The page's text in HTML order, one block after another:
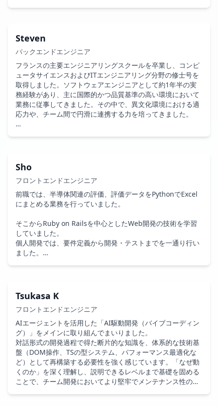
にしています。
業務では期日遵守を最優先し、1日3回の進捗共有を徹底する
ことで問題の早期発見に努めるとともに、課題発生時には状
況を整理して迅速に共有し、
周囲の負担を最小限に抑えながら解決に貢献するよう心がけ
ております。
Steven
バックエンドエンジニア
フランスの主要エンジニアリングスクールを卒業し、コンピ
ュータサイエンスおよびITエンジニアリング分野の修士号を
取得しました。ソフトウェアエンジニアとして約1年半の実
務経験があり、主に国際的かつ品質基準の高い環境において
業務に従事してきました。その中で、異文化環境における適
応力や、チーム間で円滑に連携する力を培ってきました。
技術面およびコミュニケーション面の双方で継続的な成長を
重視しており、フランス語・英語（TOEIC C1相当）・日本語
を活かして業務に取り組んでいます。留学や海外移住の経験
を通じて、新しい環境や課題に前向きに取り組む姿勢を実践
してきました。
技術面では、アーキテクチャ設計や設計判断を重視し、保守
性の高いコードと十分なテストカバレッジを意識した開発に
取り組んでいます。長期的な運用を見据えた品質維持を心が
け、設計の妥当性を検証しながら実装を進めています。
にしています。
Sho
フロントエンドエンジニア
前職では、半導体関連の評価、評価データをPythonでExcel
にまとめる業務を行っていました。
そこからRuby on Railsを中心としたWeb開発の技術を学習
していました。
個人開発では、要件定義から開発・テストまでを一通り行い
ました。
Tsukasa K
フロントエンドエンジニア
AIエージェントを活用した「AI駆動開発（バイブコーディン
グ）」をメインに取り組んでまいりました。
対話形式の開発過程で得た断片的な知識を、体系的な技術基
盤（DOM操作、TSの型システム、パフォーマンス最適化な
ど）として再構築する必要性を強く感じています。「なぜ動
くのか」を深く理解し、説明できるレベルまで基礎を固める
ことで、チーム開発においてより堅牢でメンテナンス性の高